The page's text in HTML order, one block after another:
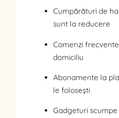
Cumpărături de
sunt la reducere
Comenzi
domiciliu
Abonamente la
le folosești
Gadgeturi